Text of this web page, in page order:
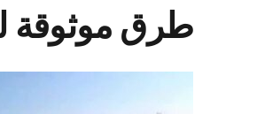
طرق موثوقة